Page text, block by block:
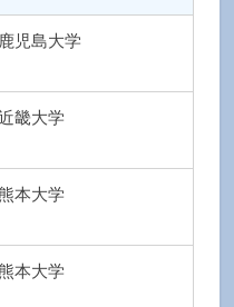
鹿児島大学
畿大学
本大学
本大学